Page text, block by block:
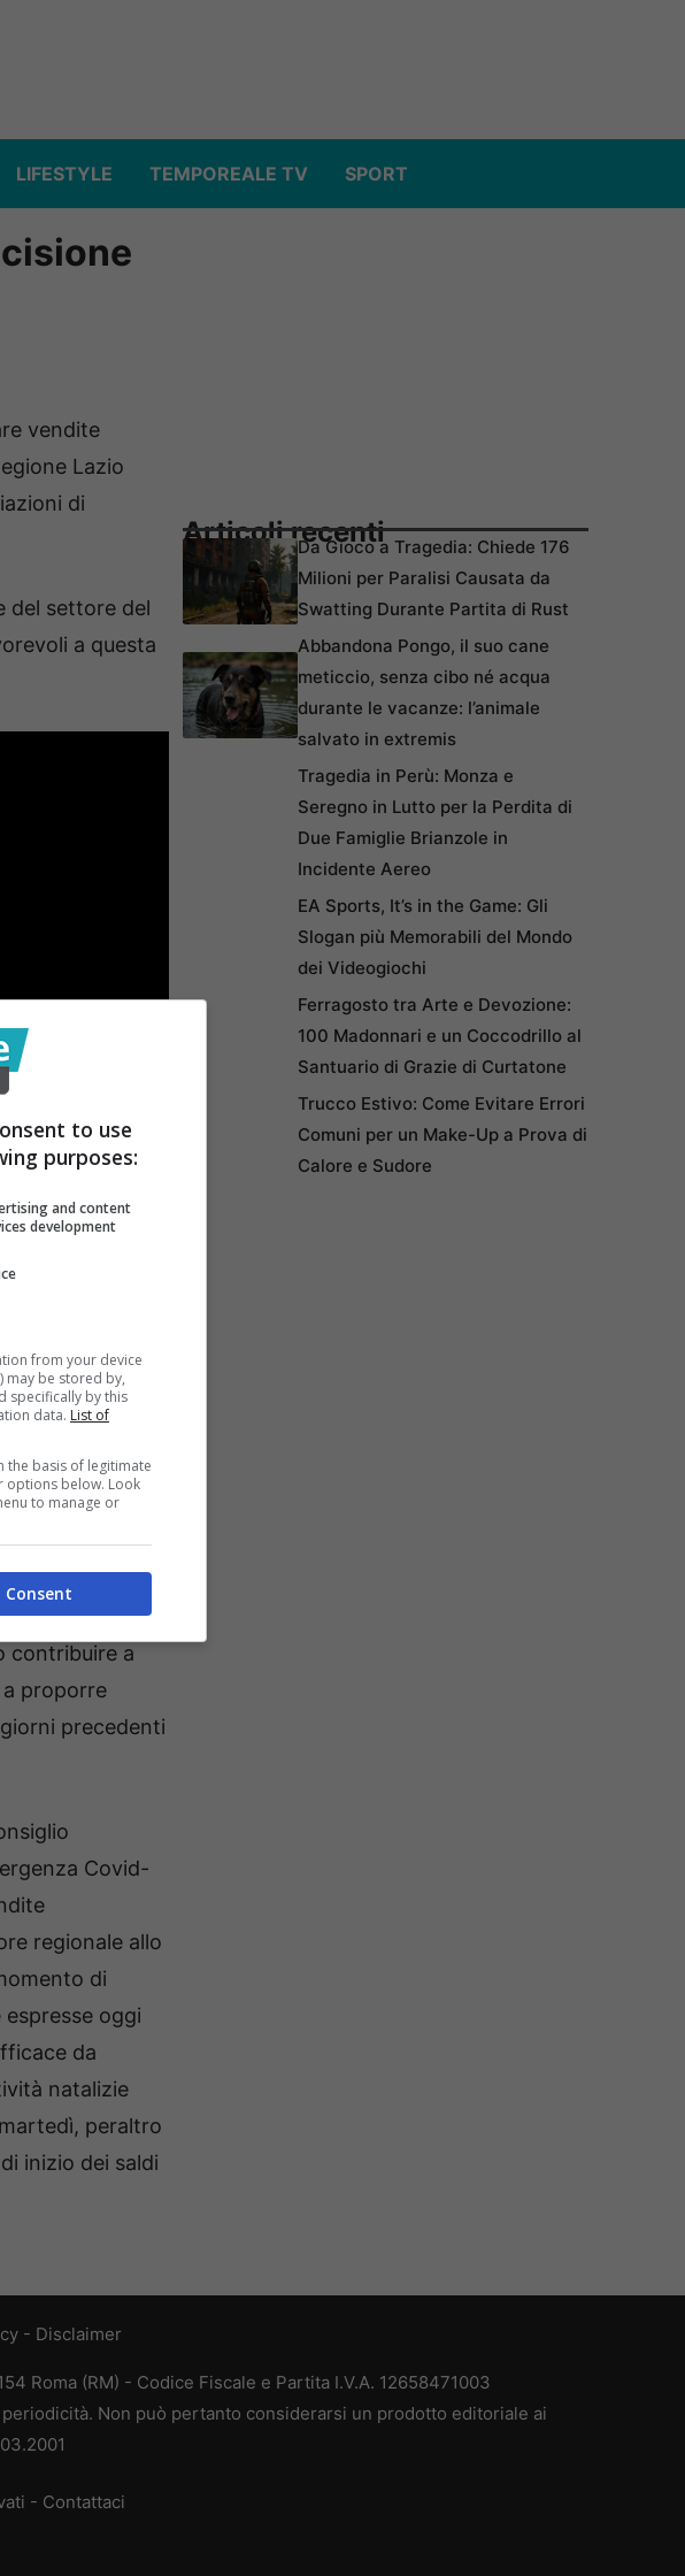
LIFESTYLE TEMPOREALE TV SPORT
vendite
Lazio
di
del settore del
a questa
nel
di Giunta
(Sviluppo
dei
Lazio
vivendo
Federazione
anche in
contribuire a
a proporre
precedenti
Covid-
regionale allo
di
oggi
da
natalizie
peraltro
inizio dei saldi
Articoli recentiDa Gioco a Tragedia: Chiede 176
Milioni per Paralisi Causata da
Swatting Durante Partita di Rust
Abbandona Pongo, il suo cane
meticcio, senza cibo né acqua
durante le vacanze: l’animale
salvato in extremis
Tragedia in Perù: Monza e
Seregno in Lutto per la Perdita di
Due Famiglie Brianzole in
Incidente Aereo
EA Sports, It’s in the Game: Gli
Slogan più Memorabili del Mondo
dei Videogiochi
Ferragosto tra Arte e Devozione:
100 Madonnari e un Coccodrillo al
Santuario di Grazie di Curtatone
Trucco Estivo: Come Evitare Errori
Comuni per un Make-Up a Prova di
Calore e Sudore
- Disclaimer
Roma (RM) - Codice Fiscale e Partita I.V.A. 12658471003
Non può pertanto considerarsi un prodotto editoriale ai
- Contattaci
to use
purposes:
and content
development
from your device
may be stored by,
specifically by this
data. List of
the basis of legitimate
options below. Look
to manage or
Consent